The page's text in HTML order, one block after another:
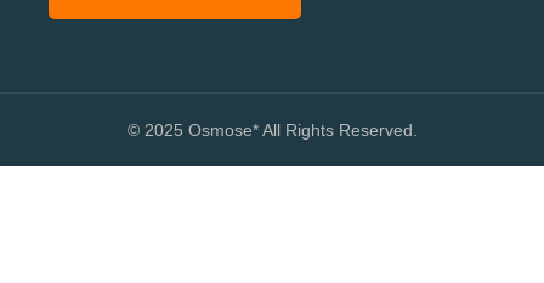
© 2025 Osmose* All Rights Reserved.